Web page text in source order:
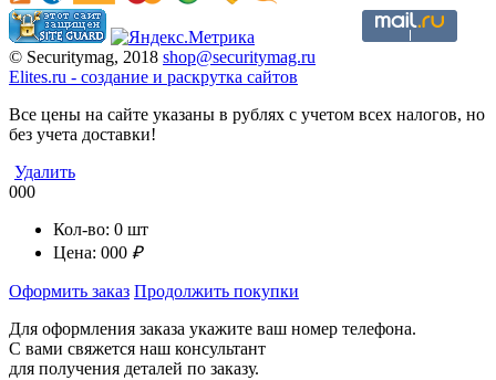
© Securitymag, 2018 shop@securitymag.ru
Elites.ru - cоздание и раскрутка сайтов
Все цены на сайте указаны в рублях с учетом всех налогов, но
без учета доставки!
Удалить
000
Кол-во: 0 шт
Цена: 000 ₽
Оформить заказ Продолжить покупки
Для оформления заказа укажите ваш номер телефона.
С вами свяжется наш консультант
для получения деталей по заказу.